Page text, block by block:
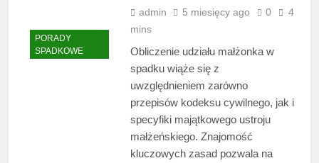
PORADY
SPADKOWE
admin 5 miesięcy ago 0
4
mins
Obliczenie udziału małżonka w
spadku wiąże się z
uwzględnieniem zarówno
przepisów kodeksu cywilnego, jak i
specyfiki majątkowego ustroju
małżeńskiego. Znajomość
kluczowych zasad pozwala na